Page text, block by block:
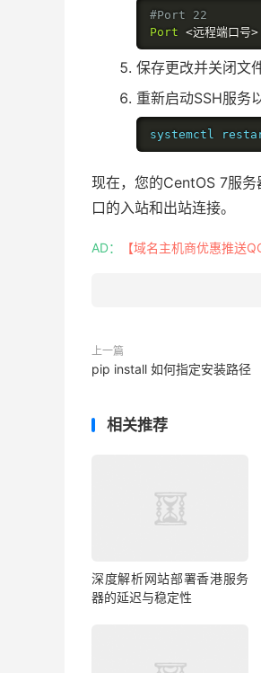
#Port 22
Port <远程端口号>
保存更改并关闭文件
重新启动SSH服务
systemctl
现在，您的CentOS 7服
口的入站和出站连接。
AD： 【域名主机商优惠推送
上一篇
pip install 如何指定安装路径
相关推荐
深度解析网站部署香港服务
器的延迟与稳定性